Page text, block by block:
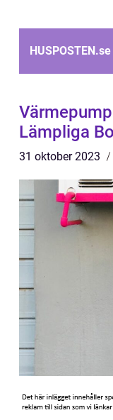
HUSPOSTEN.se
Lämpliga
31 oktober 2023